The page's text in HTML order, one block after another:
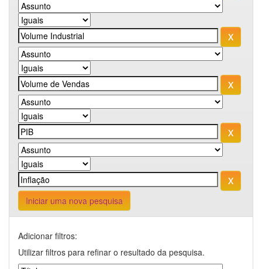
Iniciar uma nova pesquisa
Adicionar filtros:
Utilizar filtros para refinar o resultado da pesquisa.